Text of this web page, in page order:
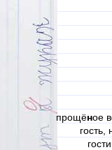
прощёное
гость,
гости